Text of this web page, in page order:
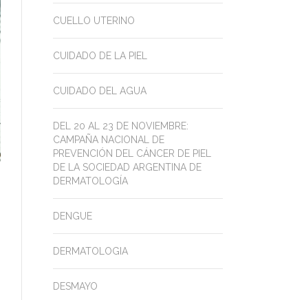
CUELLO UTERINO
CUIDADO DE LA PIEL
CUIDADO DEL AGUA
DEL 20 AL 23 DE NOVIEMBRE:
CAMPAÑA NACIONAL DE
PREVENCIÓN DEL CÁNCER DE PIEL
DE LA SOCIEDAD ARGENTINA DE
DERMATOLOGÍA
DENGUE
DERMATOLOGIA
DESMAYO